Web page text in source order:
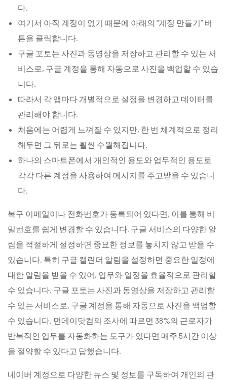
다.
여기서 아직 계정이 없기 때문에 아래의 “계정 만들기” 버
튼을 클릭합니다.
구글 포토는 사진과 동영상을 저장하고 관리할 수 있는 서
비스로, 구글 계정을 통해 자동으로 사진을 백업할 수 있습
니다.
따라서 각 앱마다 개별적으로 설정을 변경하고 데이터를
관리해야 합니다.
처음에는 어렵게 느껴질 수 있지만, 한 번 체계적으로 정리
해두면 그 뒤로는 훨씬 수월해집니다.
하나의 스마트폰에서 개인적인 용도와 업무적인 용도로
각각 다른 계정을 사용하여 메시지를 주고받을 수 있습니
다.
복구 이메일이나 전화번호가 등록되어 있다면, 이를 통해 비
밀번호를 쉽게 변경할 수 있습니다. 구글 서비스의 다양한 알
림을 적절하게 설정하면 중요한 정보를 놓치지 않고 받을 수
있습니다. 특히 구글 캘린더 알림을 설정하면 중요한 일정에
대한 알림을 받을 수 있어, 업무와 일정을 효율적으로 관리할
수 있습니다. 구글 포토는 사진과 동영상을 저장하고 관리할
수 있는 서비스로, 구글 계정을 통해 자동으로 사진을 백업할
수 있습니다. 먼데이닷컴의 조사에 따르면 38%의 근로자가
반복적인 업무를 자동화하는 도구가 있다면 매주 5시간 이상
을 절약할 수 있다고 답했습니다.
네이버 계정으로 다양한 뉴스 및 정보를 구독하여 개인의 관